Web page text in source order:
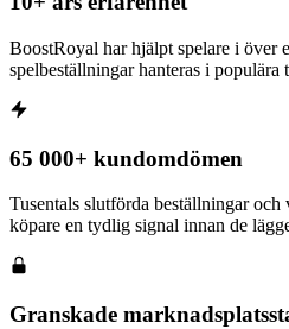
BoostRoyal har hjälpt spelare i över
spelbeställningar hanteras i
65 000+ kundomdömen
Tusentals slutförda beställningar och
köpare en tydlig signal innan de
Granskade